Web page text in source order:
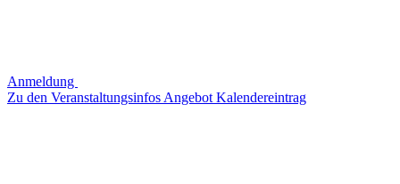
Anmeldung
Zu den Veranstaltungsinfos Angebot Kalendereintrag